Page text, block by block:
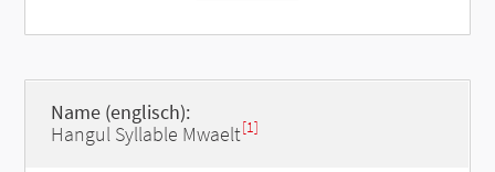
Name (englisch):
Hangul Syllable Mwaelt[1]